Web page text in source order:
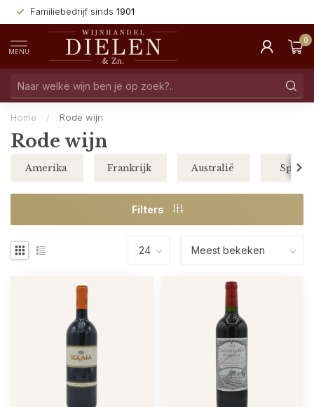
Familiebedrijf sinds 1901
MENU
0
Home / Rode wijn
Rode wijn
Amerika Frankrijk Australië Spanje
Filters